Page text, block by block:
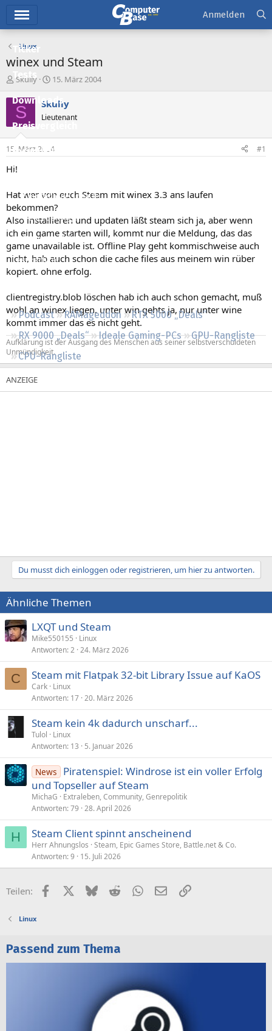
Ticker
Tests
Downloads
Preisvergleich
Forum
Aktuelles
Empfohlene Inhalte
Neue Beiträge
Neueste Aktivitäten
Leserartikel
Podcast RAMageddon
RTX 5000 „Deals“
RX 9000 „Deals“
Ideale Gaming-PCs
GPU-Rangliste
CPU-Rangliste
Anmelden
Linux
winex und Steam
E
s
t
e
e
r
Skully
E
s
e
l
t
15. März 2004
S Skully
Lieutenant
15. März 2004 #1
Hi!
Hat wer von euch Steam mit winex 3.3 ans laufen
bekommen?
Also installieren und updaten läßt steam sich ja, aber wenn
ich ein game starten will, kommt nur die Meldung, das das
game unavailable ist. Offline Play geht kommischweise auch
nicht, hab auch schon die cache files aus meinem win rüber
kopiert. ohne erfolg.
clientregistry.blob löschen hab ich auch schon gemacht, muß
wohl an winex liegen, unter win gehts ja, nur unter wine
kommt immer das es nicht geht.
Aufklärung ist der Ausgang des Menschen aus seiner selbstverschuldeten
Unmündigkeit.
Du musst dich einloggen oder registrieren, um hier zu antworten.
Ähnliche Themen
LXQT und Steam
Mike550155
Linux
Antworten 2 24. März 2026
C Steam mit Flatpak 32-bit Library Issue auf KaOS
Cark Linux
Antworten 17 20. März 2026
Steam kein 4k dadurch unscharf...
Tulol
Linux
Antworten 13 5. Januar 2026
News
Piratenspiel: Windrose ist ein voller Erfolg
und Topseller auf Steam
MichaG
Extraleben, Community, Genrepolitik
Antworten 79 28. April 2026
H Steam Client spinnt anscheinend
Herr Ahnungslos Steam, Epic Games Store, Battle.net & Co.
Antworten 9 15. Juli 2026
Teilen: FacebookX (Twitter)
BlueskyRedditWhatsApp
E-MailLink
Linux
Passend zum Thema